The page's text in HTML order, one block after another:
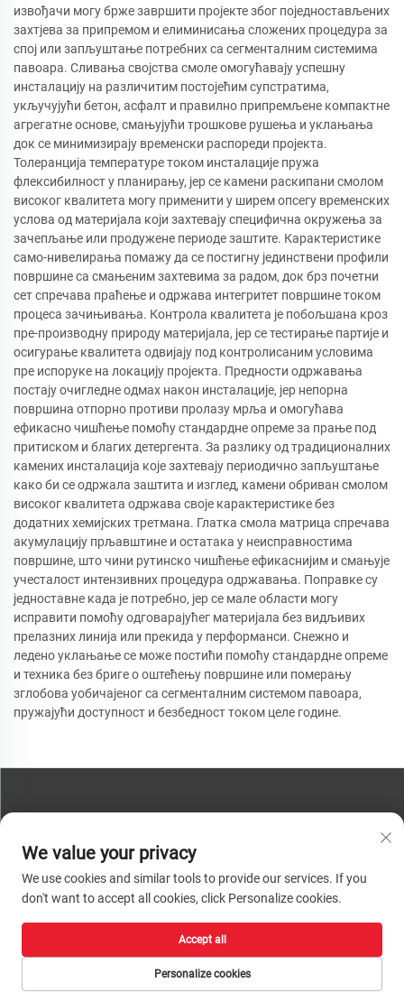
извођачи могу брже завршити пројекте због поједностављених
захтјева за припремом и елиминисања сложених процедура за
спој или запљуштање потребних са сегменталним системима
павоара. Сливања својства смоле омогућавају успешну
инсталацију на различитим постојећим супстратима,
укључујући бетон, асфалт и правилно припремљене компактне
агрегатне основе, смањујући трошкове рушења и уклањања
док се минимизирају временски распореди пројекта.
Толеранција температуре током инсталације пружа
флексибилност у планирању, јер се камени раскипани смолом
високог квалитета могу применити у ширем опсегу временских
услова од материјала који захтевају специфична окружења за
зачепљање или продужене периоде заштите. Карактеристике
само-нивелирања помажу да се постигну јединствени профили
површине са смањеним захтевима за радом, док брз почетни
сет спречава праћење и одржава интегритет површине током
процеса зачињивања. Контрола квалитета је побољшана кроз
пре-производну природу материјала, јер се тестирање партије и
осигурање квалитета одвијају под контролисаним условима
пре испоруке на локацију пројекта. Предности одржавања
постају очигледне одмах након инсталације, јер непорна
површина отпорно противи пролазу мрља и омогућава
ефикасно чишћење помоћу стандардне опреме за прање под
притиском и благих детергента. За разлику од традиционалних
камених инсталација које захтевају периодично запљуштање
како би се одржала заштита и изглед, камени обриван смолом
високог квалитета одржава своје карактеристике без
додатних хемијских третмана. Глатка смола матрица спречава
акумулацију прљавштине и остатака у неисправностима
површине, што чини рутинско чишћење ефикаснијим и смањује
учесталост интензивних процедура одржавања. Поправке су
једноставне када је потребно, јер се мале области могу
исправити помоћу одговарајућег материјала без видљивих
прелазних линија или прекида у перформанси. Снежно и
ледено уклањање се може постићи помоћу стандардне опреме
и техника без бриге о оштећењу површине или померању
зглобова уобичајеног са сегменталним системом павоара,
пружајући доступност и безбедност током целе године.
Телефон:+86-13793890209
Телефон:+86-13793890209
Технологија Цо, Лтд. Сва права су задржана. |
We value your privacy
We use cookies and similar tools to provide our services. If you
don't want to accept all cookies, click Personalize cookies.
Personalize cookies
Accept all